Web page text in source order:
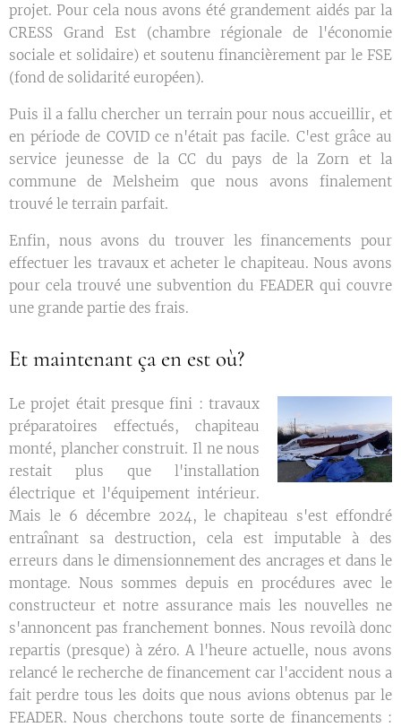
projet. Pour cela nous avons été grandement aidés par la
CRESS Grand Est (chambre régionale de l'économie
sociale et solidaire) et soutenu financièrement par le FSE
(fond de solidarité européen).
Puis il a fallu chercher un terrain pour nous accueillir, et
en période de COVID ce n'était pas facile. C'est grâce au
service jeunesse de la CC du pays de la Zorn et la
commune de Melsheim que nous avons finalement
trouvé le terrain parfait.
Enfin, nous avons du trouver les financements pour
effectuer les travaux et acheter le chapiteau. Nous avons
pour cela trouvé une subvention du FEADER qui couvre
une grande partie des frais.
Et maintenant ça en est où?
Le projet était presque fini : travaux
préparatoires effectués, chapiteau
monté, plancher construit. Il ne nous
restait plus que l'installation
électrique et l'équipement intérieur.
Mais le 6 décembre 2024, le chapiteau s'est effondré
entraînant sa destruction, cela est imputable à des
erreurs dans le dimensionnement des ancrages et dans le
montage. Nous sommes depuis en procédures avec le
constructeur et notre assurance mais les nouvelles ne
s'annoncent pas franchement bonnes. Nous revoilà donc
repartis (presque) à zéro. A l'heure actuelle, nous avons
relancé le recherche de financement car l'accident nous a
fait perdre tous les doits que nous avions obtenus par le
FEADER. Nous cherchons toute sorte de financements :